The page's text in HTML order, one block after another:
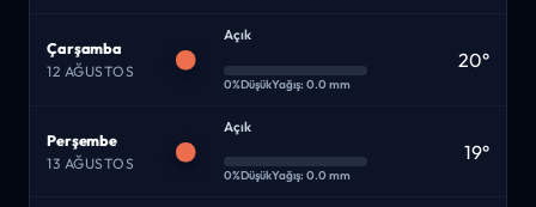
Çarşamba
12 AĞUSTOS
Açık
0%DüşükYağış: 0.0 mm
20°
Perşembe
13 AĞUSTOS
Açık
0%DüşükYağış: 0.0 mm
19°